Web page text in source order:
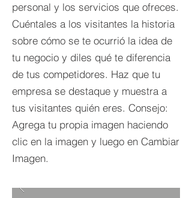
personal y los servicios que ofreces.
Cuéntales a los visitantes la historia
sobre cómo se te ocurrió la idea de
tu negocio y diles qué te diferencia
de tus competidores. Haz que tu
empresa se destaque y muestra a
tus visitantes quién eres. Consejo:
Agrega tu propia imagen haciendo
clic en la imagen y luego en Cambiar
Imagen.